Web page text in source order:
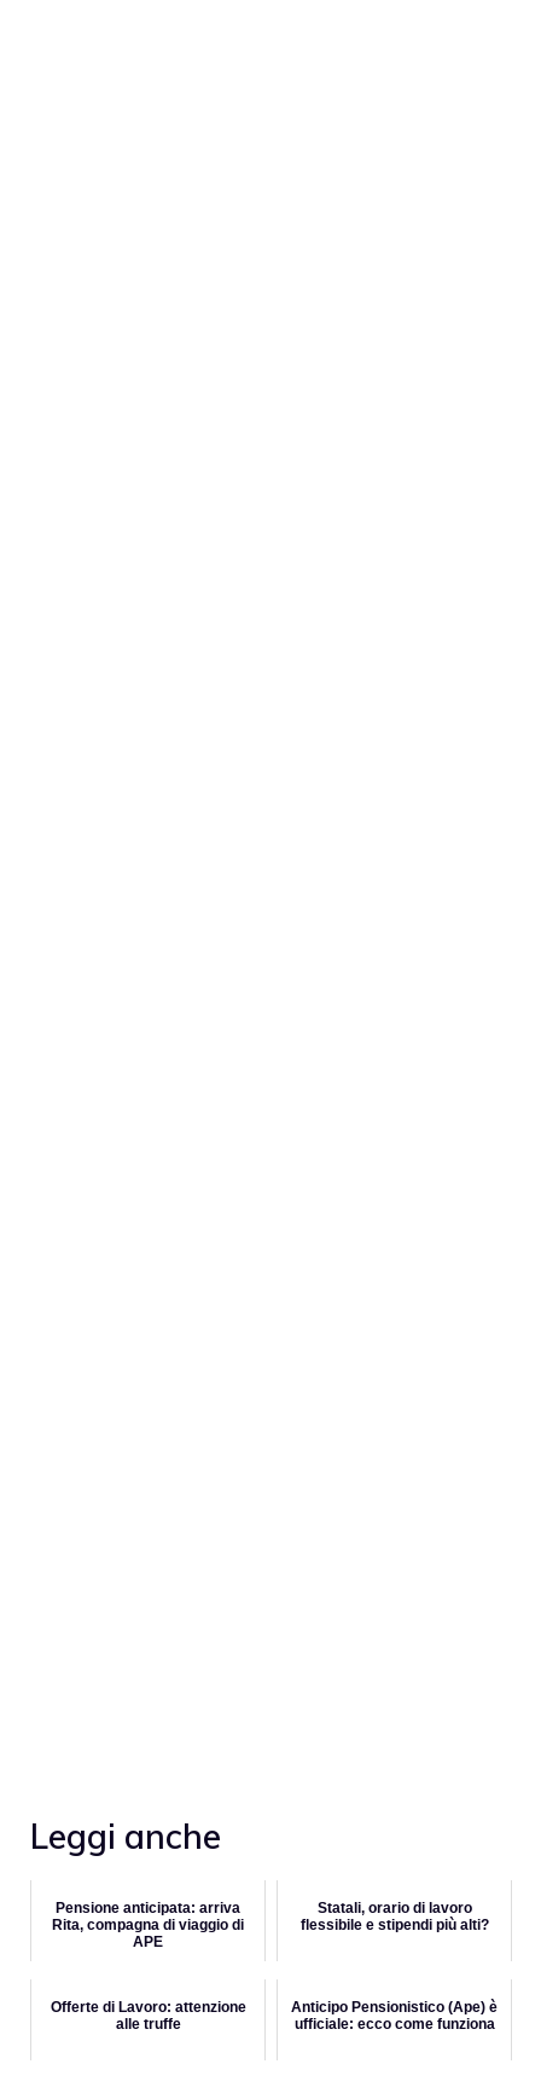
Leggi anche
Pensione anticipata: arriva
Rita, compagna di viaggio di
APE
Statali, orario di lavoro
flessibile e stipendi più alti?
Offerte di Lavoro: attenzione
alle truffe
Anticipo Pensionistico (Ape) è
ufficiale: ecco come funziona